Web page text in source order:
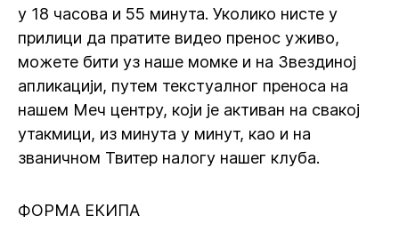
у 18 часова и 55 минута. Уколико нисте у
прилици да пратите видео пренос уживо,
можете бити уз наше момке и на Звездиној
апликацији, путем текстуалног преноса на
нашем Меч центру, који је активан на свакој
утакмици, из минута у минут, као и на
званичном Твитер налогу нашег клуба.
ФОРМА ЕКИПА